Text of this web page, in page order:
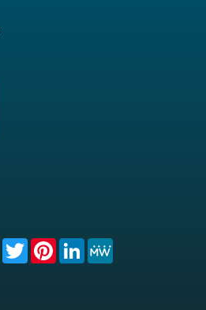
FacebookTwitterPinterest
LinkedIn